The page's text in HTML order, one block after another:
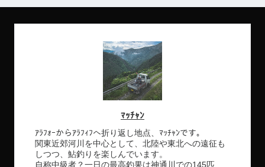
ﾏｯﾁｬﾝ
ｱﾗﾌｫｰからｱﾗﾌｨﾌへ折り返し地点、ﾏｯﾁｬﾝです。
関東近郊河川を中心として、北陸や東北への遠征も
しつつ、鮎釣りを楽しんでいます。
自称中級者？一日の最高釣果は神通川での145匹、